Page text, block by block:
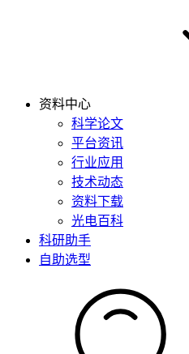
资料中心
科学论文
平台资讯
行业应用
技术动态
资料下载
光电百科
科研助手
自助选型